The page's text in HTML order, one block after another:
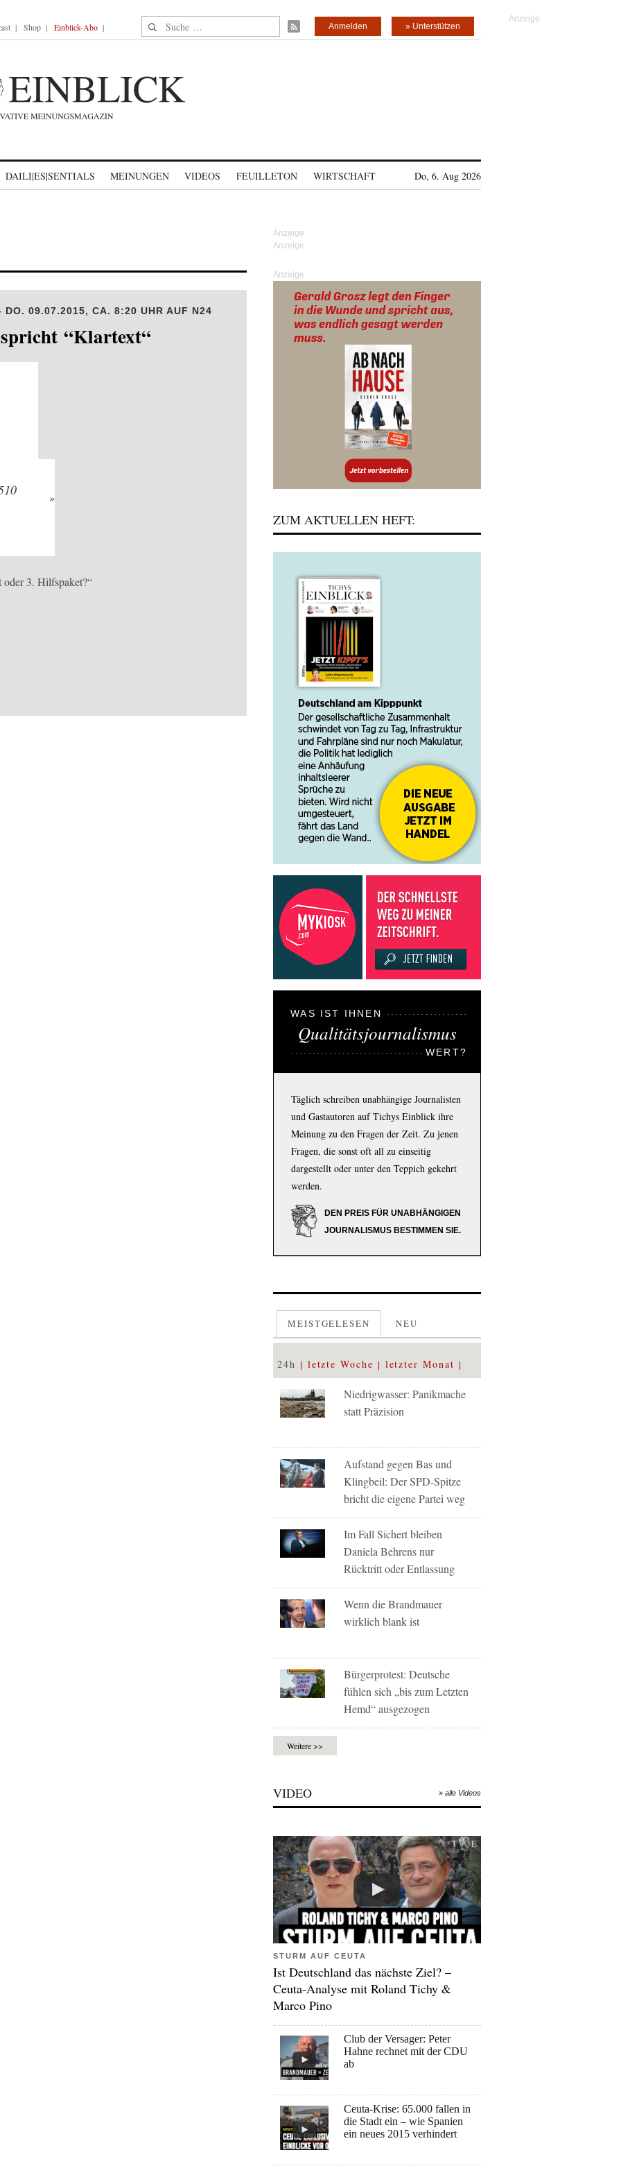
Shop Einblick-Abo Suche nach: » Unterstützen
Anmelden
DAILI|ES|SENTIALS MEINUNGEN VIDEOS FEUILLETON WIRTSCHAFT Do, 6. Aug 2026
DO. 09.07.2015, CA. 8:20 UHR AUF N24
“Klartext“
3. Hilfspaket?“
Anzeige
ZUM AKTUELLEN HEFT:
WAS IST IHNEN
Qualitätsjournalismus
WERT?
Täglich schreiben unabhängige Journalisten
und Gastautoren auf Tichys Einblick ihre
Meinung zu den Fragen der Zeit. Zu jenen
Fragen, die sonst oft all zu einseitig
dargestellt oder unter den Teppich gekehrt
werden.
DEN PREIS FÜR UNABHÄNGIGEN
JOURNALISMUS BESTIMMEN SIE.
MEISTGELESEN NEU
24h letzte Woche letzter Monat
Niedrigwasser: Panikmache
statt Präzision
Aufstand gegen Bas und
Klingbeil: Der SPD-Spitze
bricht die eigene Partei weg
Im Fall Sichert bleiben
Daniela Behrens nur
Rücktritt oder Entlassung
Wenn die Brandmauer
wirklich blank ist
Bürgerprotest: Deutsche
fühlen sich „bis zum Letzten
Hemd“ ausgezogen
Weitere >>
VIDEO » alle Videos
STURM AUF CEUTA
Ist Deutschland das nächste Ziel? –
Ceuta-Analyse mit Roland Tichy &
Marco Pino
Club der Versager: Peter
Hahne rechnet mit der CDU
ab
Ceuta-Krise: 65.000 fallen in
die Stadt ein – wie Spanien
ein neues 2015 verhindert